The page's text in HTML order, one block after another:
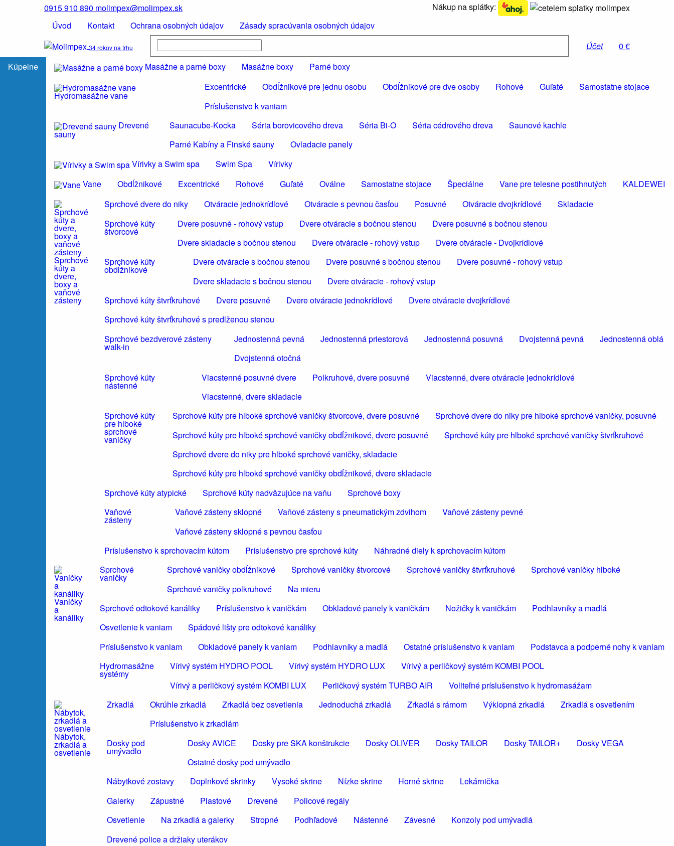
0915 910 890 molimpex@molimpex.sk
Nákup na splátky:
Úvod
Kontakt Ochrana osobných údajov Zásady spracúvania osobných údajov
34 rokov na trhu Účet
0 €
Kúpelne
Masážne a parné boxy Masážne boxy Parné boxy
Hydromasážne vane
Excentrické Obdĺžnikové pre jednu osobu Obdĺžnikové pre dve osoby Rohové Guľaté
Samostatne stojace
Príslušenstvo k vaniam
Drevené
sauny
Saunacube-Kocka Séria borovicového dreva Séria Bi-O Séria cédrového dreva
Saunové kachle
Parné Kabíny a Finské sauny
Ovladacie panely
Vírivky a Swim spa
Swim Spa
Vírivky
Vane
Obdĺžnikové Excentrické Rohové Guľaté Oválne Samostatne stojace Špeciálne Vane pre telesne postihnutých KALDEWEI
Sprchové
kúty a
dvere,
boxy a
vaňové
zásteny
Sprchové dvere do niky Otváracie jednokrídlové Otváracie s pevnou časťou Posuvné Otváracie dvojkrídlové
Skladacie
Sprchové kúty
štvorcové
Dvere posuvné - rohový vstup Dvere otváracie s bočnou stenou
Dvere posuvné s bočnou stenou
Dvere skladacie s bočnou stenou
Dvere otváracie - rohový vstup
Dvere otváracie - Dvojkrídlové
Sprchové kúty
obdĺžnikové
Dvere otváracie s bočnou stenou Dvere posuvné s bočnou stenou
Dvere posuvné - rohový vstup
Dvere skladacie s bočnou stenou
Dvere otváracie - rohový vstup
Sprchové kúty štvrťkruhové
Dvere posuvné Dvere otváracie jednokrídlové
Dvere otváracie dvojkrídlové
Sprchové kúty štvrťkruhové s predlženou stenou
Sprchové bezdverové zásteny
walk-in
Jednostenná pevná Jednostenná priestorová Jednostenná posuvná Dvojstenná pevná
Jednostenná oblá
Dvojstenná otočná
Sprchové kúty
nástenné
Viacstenné posuvné dvere Polkruhové, dvere posuvné
Viacstenné, dvere otváracie jednokrídlové
Viacstenné, dvere skladacie
Sprchové kúty
pre hlboké
sprchové
vaničky
Sprchové kúty pre hlboké sprchové vaničky štvorcové, dvere posuvné
Sprchové dvere do niky pre hlboké sprchové vaničky, posuvné
Sprchové kúty pre hlboké sprchové vaničky obdĺžnikové, dvere posuvné
Sprchové kúty pre hlboké sprchové vaničky štvrťkruhové
Sprchové dvere do niky pre hlboké sprchové vaničky, skladacie
Sprchové kúty pre hlboké sprchové vaničky obdĺžnikové, dvere skladacie
Sprchové kúty atypické
Sprchové kúty nadväzujúce na vaňu
Sprchové boxy
Vaňové
zásteny
Vaňové zásteny sklopné Vaňové zásteny s pneumatickým zdvihom
Vaňové zásteny pevné
Vaňové zásteny sklopné s pevnou časťou
Príslušenstvo k sprchovacím kútom
Príslušenstvo pre sprchové kúty Náhradné diely k sprchovacím kútom
Vaničky
a
kanáliky
Sprchové
vaničky
Sprchové vaničky obdĺžnikové Sprchové vaničky štvorcové Sprchové vaničky štvrťkruhové
Sprchové vaničky hlboké
Sprchové vaničky polkruhové
Na mieru
Sprchové odtokové kanáliky
Príslušenstvo k vaničkám Obkladové panely k vaničkám Nožičky k vaničkám
Podhlavníky a madlá
Osvetlenie k vaniam
Spádové lišty pre odtokové kanáliky
Príslušenstvo k vaniam
Obkladové panely k vaniam Podhlavníky a madlá Ostatné príslušenstvo k vaniam
Podstavca a podperné nohy k vaniam
Hydromasážne
systémy
Vírivý systém HYDRO POOL Vírivý systém HYDRO LUX
Vírivý a perličkový systém KOMBI POOL
Vírivý a perličkový systém KOMBI LUX
Perličkový systém TURBO AIR Voliteľné príslušenstvo k hydromasážam
Nábytok,
zrkadlá a
osvetlenie
Zrkadlá Okrúhle zrkadlá Zrkadlá bez osvetlenia Jednoduchá zrkadlá Zrkadlá s rámom Výklopná zrkadlá
Zrkadlá s osvetlením
Príslušenstvo k zrkadlám
Dosky pod
umývadlo
Dosky AVICE Dosky pre SKA konštrukcie Dosky OLIVER Dosky TAILOR Dosky TAILOR+
Dosky VEGA
Ostatné dosky pod umývadlo
Nábytkové zostavy
Doplnkové skrinky Vysoké skrine Nízke skrine Horné skrine
Lekárnička
Galerky
Zápustné Plastové Drevené
Policové regály
Osvetlenie
Na zrkadlá a galerky Stropné Podhľadové Nástenné Závesné
Konzoly pod umývadlá
Drevené police a držiaky uterákov